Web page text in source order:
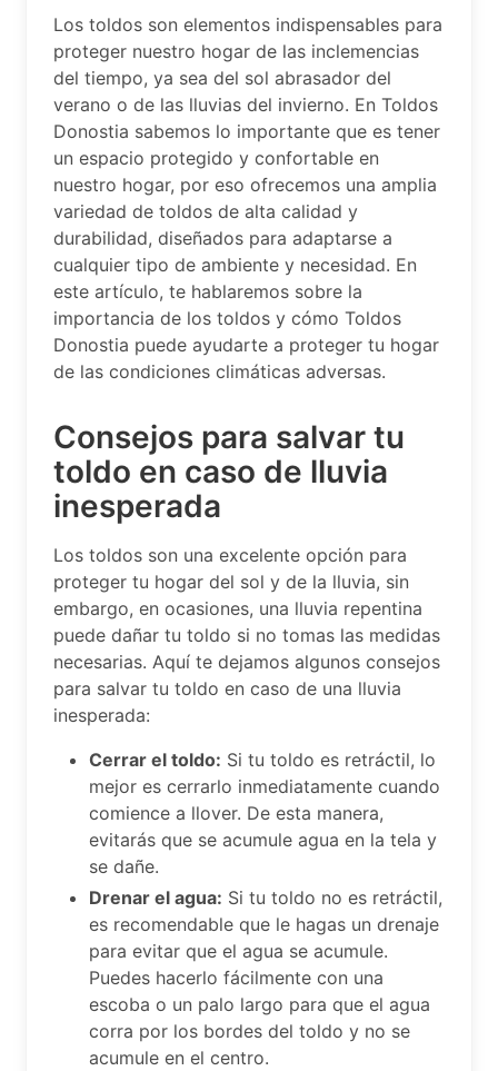
Los toldos son elementos indispensables para
proteger nuestro hogar de las inclemencias
del tiempo, ya sea del sol abrasador del
verano o de las lluvias del invierno. En Toldos
Donostia sabemos lo importante que es tener
un espacio protegido y confortable en
nuestro hogar, por eso ofrecemos una amplia
variedad de toldos de alta calidad y
durabilidad, diseñados para adaptarse a
cualquier tipo de ambiente y necesidad. En
este artículo, te hablaremos sobre la
importancia de los toldos y cómo Toldos
Donostia puede ayudarte a proteger tu hogar
de las condiciones climáticas adversas.
Consejos para salvar tu
toldo en caso de lluvia
inesperada
Los toldos son una excelente opción para
proteger tu hogar del sol y de la lluvia, sin
embargo, en ocasiones, una lluvia repentina
puede dañar tu toldo si no tomas las medidas
necesarias. Aquí te dejamos algunos consejos
para salvar tu toldo en caso de una lluvia
inesperada:
Cerrar el toldo: Si tu toldo es retráctil, lo
mejor es cerrarlo inmediatamente cuando
comience a llover. De esta manera,
evitarás que se acumule agua en la tela y
se dañe.
Drenar el agua: Si tu toldo no es retráctil,
es recomendable que le hagas un drenaje
para evitar que el agua se acumule.
Puedes hacerlo fácilmente con una
escoba o un palo largo para que el agua
corra por los bordes del toldo y no se
acumule en el centro.